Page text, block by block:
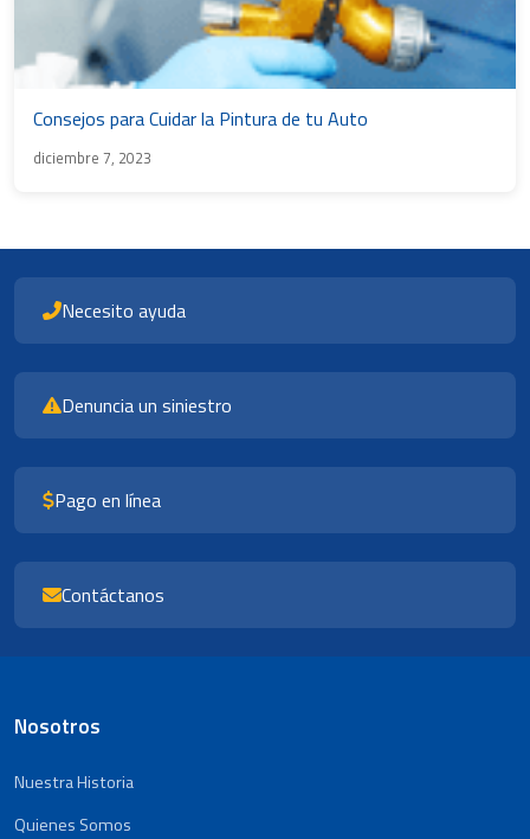
Consejos para Cuidar la Pintura de tu Auto
diciembre 7, 2023
Necesito ayuda
Denuncia un siniestro
Pago en línea
Contáctanos
Nosotros
Nuestra Historia
Quienes Somos